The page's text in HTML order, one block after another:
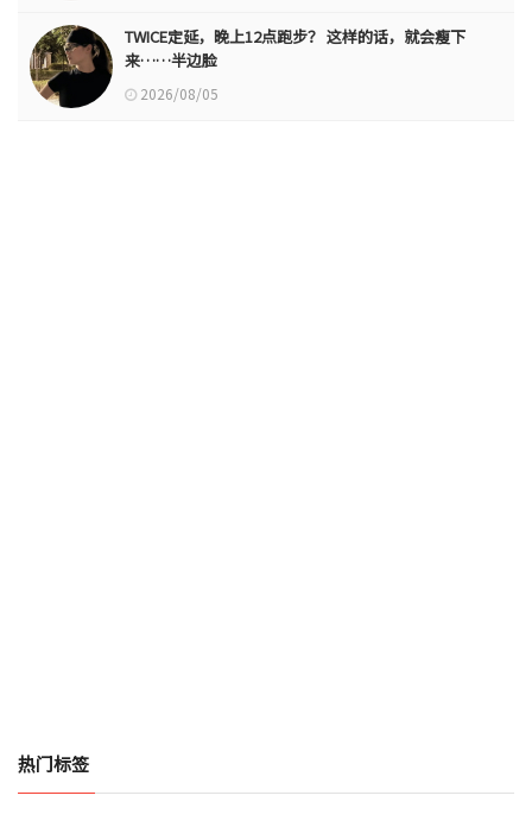
TWICE定延，晚上12点跑步？ 这样的话，就会瘦下
来……半边脸
2026/08/05
热门标签